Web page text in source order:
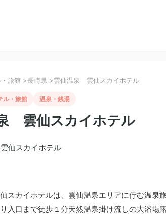
旅館 >長崎県 >雲仙温泉 雲仙スカイホテル
ル・旅館 温泉・銭湯
雲仙スカイホテル
スカイホテルは、雲仙温泉エリアに佇む温泉
入口まで徒歩１分天然温泉掛け流しの大浴場露